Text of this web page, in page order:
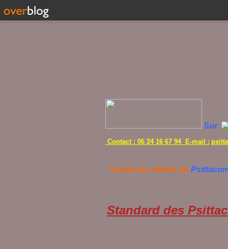
Sur
Contact : 06 24 16 67 94 E-mail :
Toutes les vidéos de
Standard des